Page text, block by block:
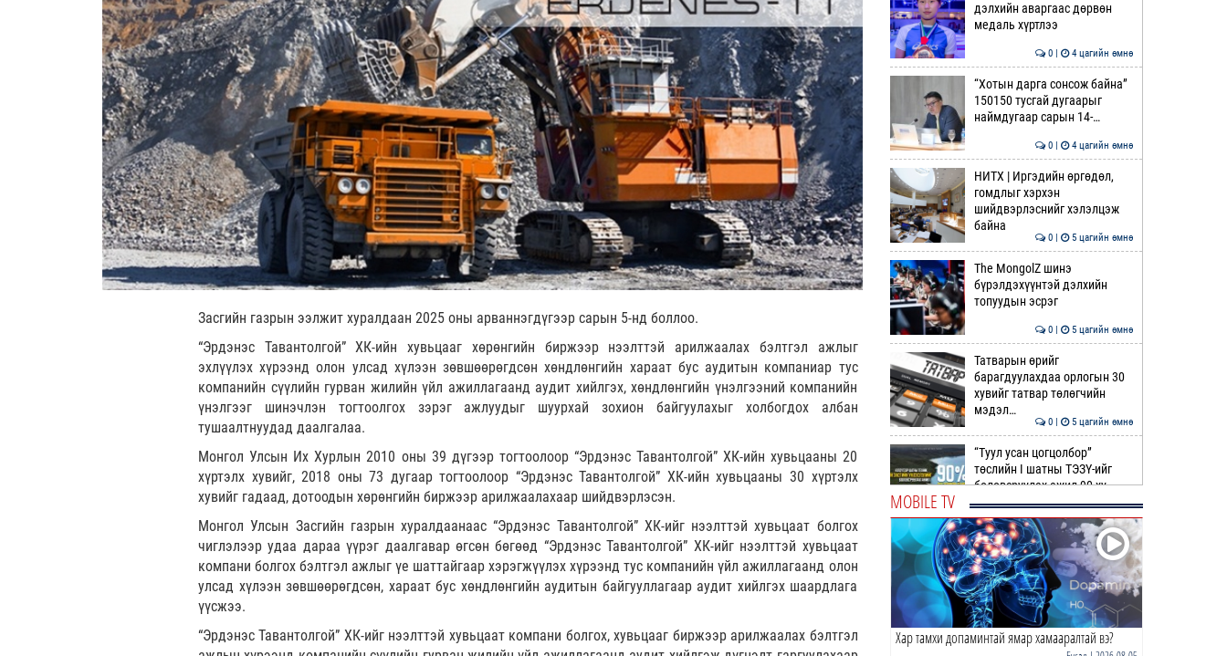
Засгийн газрын ээлжит хуралдаан 2025 оны арваннэгдүгээр сарын 5-нд боллоо.
“Эрдэнэс Тавантолгой” ХК-ийн хувьцааг хөрөнгийн биржээр нээлттэй арилжаалах бэлтгэл ажлыг
эхлүүлэх хүрээнд олон улсад хүлээн зөвшөөрөгдсөн хөндлөнгийн хараат бус аудитын компаниар тус
компанийн сүүлийн гурван жилийн үйл ажиллагаанд аудит хийлгэх, хөндлөнгийн үнэлгээний компанийн
үнэлгээг шинэчлэн тогтоолгох зэрэг ажлуудыг шуурхай зохион байгуулахыг холбогдох албан
тушаалтнуудад даалгалаа.
Монгол Улсын Их Хурлын 2010 оны 39 дүгээр тогтоолоор “Эрдэнэс Тавантолгой” ХК-ийн хувьцааны 20
хүртэлх хувийг, 2018 оны 73 дугаар тогтоолоор “Эрдэнэс Тавантолгой” ХК-ийн хувьцааны 30 хүртэлх
хувийг гадаад, дотоодын хөрөнгийн биржээр арилжаалахаар шийдвэрлэсэн.
Монгол Улсын Засгийн газрын хуралдаанаас “Эрдэнэс Тавантолгой” ХК-ийг нээлттэй хувьцаат болгох
чиглэлээр удаа дараа үүрэг даалгавар өгсөн бөгөөд “Эрдэнэс Тавантолгой” ХК-ийг нээлттэй хувьцаат
компани болгох бэлтгэл ажлыг үе шаттайгаар хэрэгжүүлэх хүрээнд тус компанийн үйл ажиллагаанд олон
улсад хүлээн зөвшөөрөгдсөн, хараат бус хөндлөнгийн аудитын байгууллагаар аудит хийлгэх шаардлага
үүсжээ.
“Эрдэнэс Тавантолгой” ХК-ийг нээлттэй хувьцаат компани болгох, хувьцааг биржээр арилжаалах бэлтгэл
дэлхийн аваргаас дөрвөн
медаль хүртлээ
0 | 4 цагийн өмнө
“Хотын дарга сонсож байна”
150150 тусгай дугаарыг
наймдугаар сарын 14-…
0 | 4 цагийн өмнө
НИТХ | Иргэдийн өргөдөл,
гомдлыг хэрхэн
шийдвэрлэснийг хэлэлцэж
байна
0 | 5 цагийн өмнө
The MongolZ шинэ
бүрэлдэхүүнтэй дэлхийн
топуудын эсрэг
0 | 5 цагийн өмнө
Татварын өрийг
барагдуулахдаа орлогын 30
хувийг татвар төлөгчийн
мэдэл…
0 | 5 цагийн өмнө
“Туул усан цогцолбор”
төслийн I шатны ТЭЗҮ-ийг
боловсруулах ажил 90 ху…
Нийслэлийн иргэдийн
Төлөөлөгчдийн Хурлын
Ээлжит VIII хуралдаан
эхэллээ
0 | 6 цагийн өмнө
ТОО | Гадаад валютын нөөц
MOBILE TV
Хар тамхи допаминтай ямар хамааралтай вэ?